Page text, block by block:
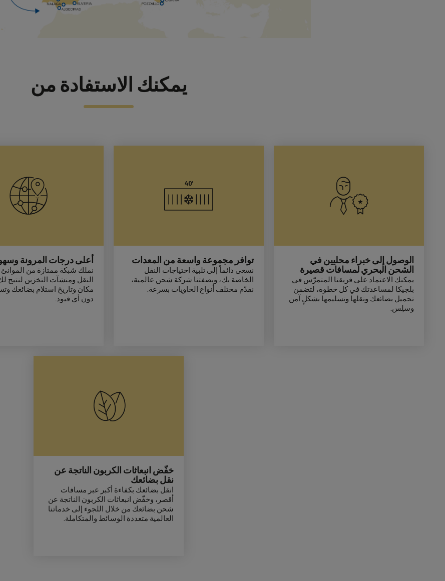
يمكنك الاستفادة من
الوصول إلى خبراء محليين في
الشحن البحري لمسافات قصيرة
يمكنك الاعتماد على فريقنا المتمرّس في
بلجيكا لمساعدتك في كل خطوة، لتضمن
تحميل بضائعك ونقلها وتسليمها بشكلٍ آمن
وسلِس.
توافر مجموعة واسعة من المعدات
نسعى دائماً إلى تلبية احتياجات النقل
الخاصة بك، وبصفتنا شركة شحن عالمية،
نقدّم مختلف أنواع الحاويات بسرعة.
أعلى درجات المرونة
نملك شبكة ممتازة من
النقل ومنشآت التخزين لنتيح
مكان وتاريخ استلام بضائعك
دون أي قيود.
خفّض انبعاثات الكربون الناتجة عن
نقل بضائعك
انقل بضائعك بكفاءة أكبر عبر مسافات
أقصر، وخفّض انبعاثات الكربون الناتجة عن
شحن بضائعك من خلال اللجوء إلى خدماتنا
العالمية متعددة الوسائط والمتكاملة.